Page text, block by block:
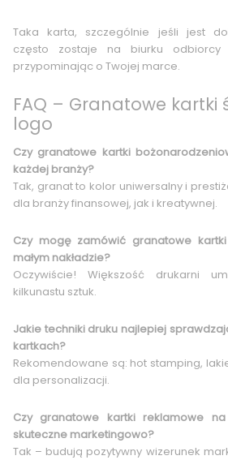
Taka karta, szczególnie jeśli jest
często zostaje na biurku odbiorcy
przypominając o Twojej marce.
FAQ – Granatowe kartki
logo
Czy granatowe kartki
każdej branży?
Tak, granat to kolor uniwersalny i
dla branży finansowej, jak i kreatywnej.
Czy mogę zamówić granatowe
małym nakładzie?
Oczywiście! Większość drukarni
kilkunastu sztuk.
Jakie techniki druku najlepiej
kartkach?
Rekomendowane są: hot stamping,
dla personalizacji.
Czy granatowe kartki reklamowe
skuteczne marketingowo?
Tak – budują pozytywny wizerunek